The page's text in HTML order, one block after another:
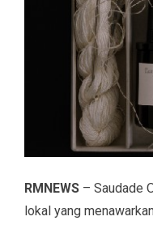
RMNEWS – Saudade
lokal yang